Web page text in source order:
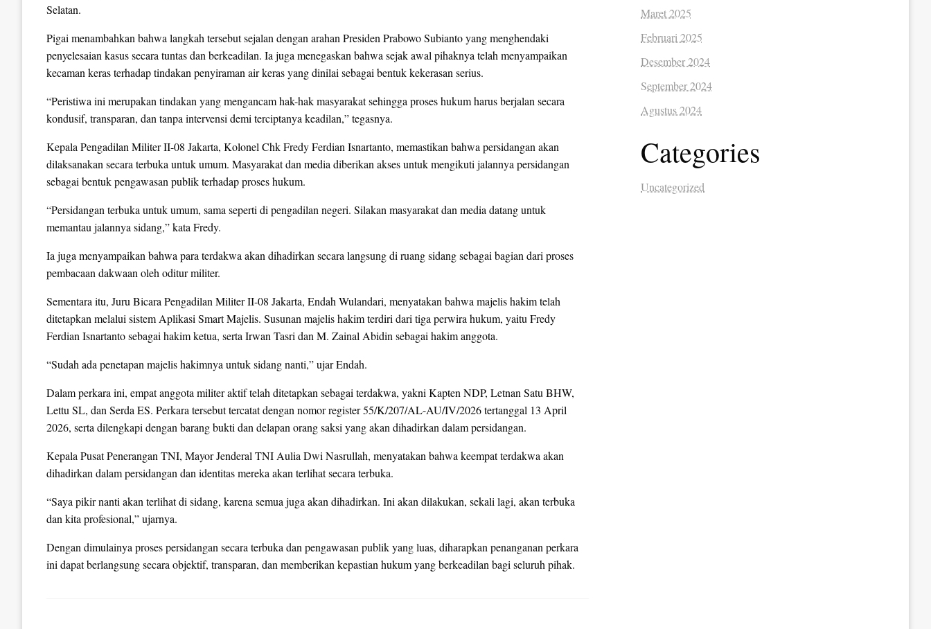
Selatan.
Pigai menambahkan bahwa langkah tersebut sejalan dengan arahan Presiden Prabowo Subianto yang menghendaki
penyelesaian kasus secara tuntas dan berkeadilan. Ia juga menegaskan bahwa sejak awal pihaknya telah menyampaikan
kecaman keras terhadap tindakan penyiraman air keras yang dinilai sebagai bentuk kekerasan serius.
“Peristiwa ini merupakan tindakan yang mengancam hak-hak masyarakat sehingga proses hukum harus berjalan secara
kondusif, transparan, dan tanpa intervensi demi terciptanya keadilan,” tegasnya.
Kepala Pengadilan Militer II-08 Jakarta, Kolonel Chk Fredy Ferdian Isnartanto, memastikan bahwa persidangan akan
dilaksanakan secara terbuka untuk umum. Masyarakat dan media diberikan akses untuk mengikuti jalannya persidangan
sebagai bentuk pengawasan publik terhadap proses hukum.
“Persidangan terbuka untuk umum, sama seperti di pengadilan negeri. Silakan masyarakat dan media datang untuk
memantau jalannya sidang,” kata Fredy.
Ia juga menyampaikan bahwa para terdakwa akan dihadirkan secara langsung di ruang sidang sebagai bagian dari proses
pembacaan dakwaan oleh oditur militer.
Sementara itu, Juru Bicara Pengadilan Militer II-08 Jakarta, Endah Wulandari, menyatakan bahwa majelis hakim telah
ditetapkan melalui sistem Aplikasi Smart Majelis. Susunan majelis hakim terdiri dari tiga perwira hukum, yaitu Fredy
Ferdian Isnartanto sebagai hakim ketua, serta Irwan Tasri dan M. Zainal Abidin sebagai hakim anggota.
“Sudah ada penetapan majelis hakimnya untuk sidang nanti,” ujar Endah.
Dalam perkara ini, empat anggota militer aktif telah ditetapkan sebagai terdakwa, yakni Kapten NDP, Letnan Satu BHW,
Lettu SL, dan Serda ES. Perkara tersebut tercatat dengan nomor register 55/K/207/AL-AU/IV/2026 tertanggal 13 April
2026, serta dilengkapi dengan barang bukti dan delapan orang saksi yang akan dihadirkan dalam persidangan.
Kepala Pusat Penerangan TNI, Mayor Jenderal TNI Aulia Dwi Nasrullah, menyatakan bahwa keempat terdakwa akan
dihadirkan dalam persidangan dan identitas mereka akan terlihat secara terbuka.
“Saya pikir nanti akan terlihat di sidang, karena semua juga akan dihadirkan. Ini akan dilakukan, sekali lagi, akan terbuka
dan kita profesional,” ujarnya.
Dengan dimulainya proses persidangan secara terbuka dan pengawasan publik yang luas, diharapkan penanganan perkara
ini dapat berlangsung secara objektif, transparan, dan memberikan kepastian hukum yang berkeadilan bagi seluruh pihak.
Maret 2025
Februari 2025
Desember 2024
September 2024
Agustus 2024
Categories
Uncategorized